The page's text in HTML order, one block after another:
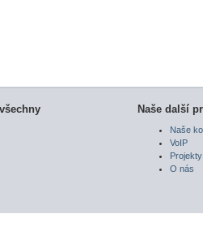
Naše další
Naše
VoIP
Projekty
O nás